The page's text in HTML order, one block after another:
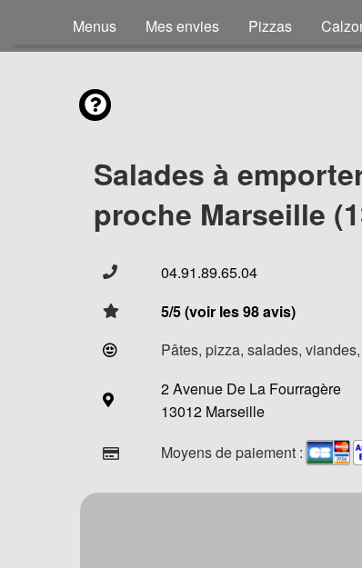
Menus Mes envies Pizzas
Salades à
proche Marseille
04.91.89.65.04
5/5 (voir les 98 avis)
Pâtes, pizza, salades,
2 Avenue De La Fourragère
13012 Marseille
Moyens de paiement :